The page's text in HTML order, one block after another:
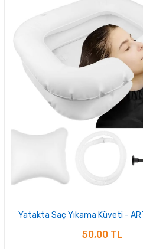
Yatakta Saç Yıkama Küveti -
50,00 TL